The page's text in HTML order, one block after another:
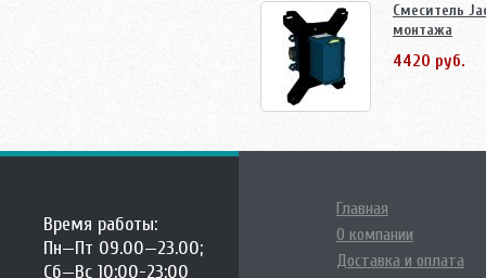
Смеситель
монтажа
4420 руб.
Время работы:
Пн—Пт 09.00—23.00;
Сб—Вс 10:00-23:00
Главная
О компании
Доставка и оплата